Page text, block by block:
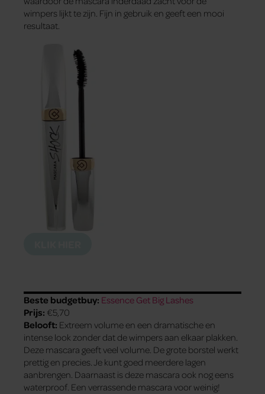
wimpers lijkt te zijn. Fijn in gebruik en geeft een mooi
resultaat.
Beste budgetbuy: Essence Get Big Lashes
Prijs: €5,70
Belooft: Extreem volume en een dramatische en
intense look zonder dat de wimpers aan elkaar plakken.
Deze mascara geeft veel volume. De grote borstel werkt
prettig en precies. Je kunt goed meerdere lagen
aanbrengen. Daarnaast is deze mascara ook nog eens
waterproof. Een verrassende mascara voor weinig!